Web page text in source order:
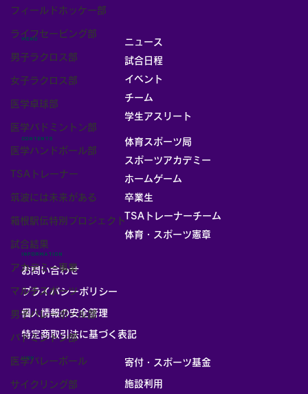
フィールドホッケー部
ライフセービング部
男子ラクロス部
女子ラクロス部
医学卓球部
医学バドミントン部
医学ハンドボール部
TSAトレーナー
筑波には未来がある
箱根駅伝特別プロジェクト
試合結果
アカデミー事業
マルチスポーツ
男子バレーボール部
バドミントン部
医学バレーボール
サイクリング部
ニュース
試合日程
イベント
チーム
学生アスリート
MENU
体育スポーツ局
スポーツアカデミー
ホームゲーム
卒業生
TSAトレーナーチーム
体育・スポーツ憲章
CONTENTS
寄付・スポーツ基金
施設利用
LINK
INFORMATION
お問い合わせ
プライバシーポリシー
個人情報の安全管理
​特定商取引法に基づく表記